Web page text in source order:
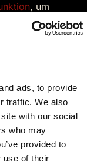
ads, to provide
traffic. We also
with our social
who may
provided to
use of their
, um
in Ihrer
115.000
in Baden-
im Zentrum